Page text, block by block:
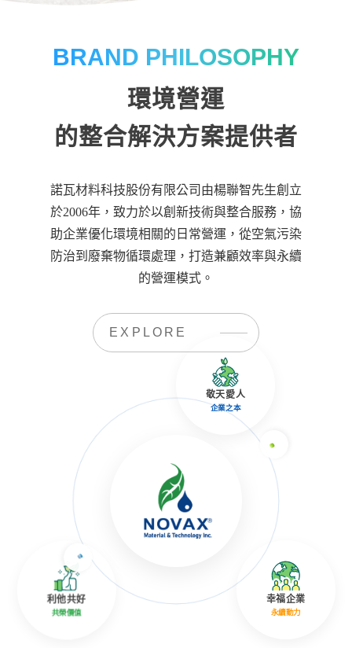
BRAND PHILOSOPHY
環境營運
的整合解決方案提供者
諾瓦材料科技股份有限公司由楊聯智先生創立
於2006年，致力於以創新技術與整合服務，協
助企業優化環境相關的日常營運，從空氣污染
防治到廢棄物循環處理，打造兼顧效率與永續
的營運模式。
EXPLORE
敬天愛人
企業之本
利他共好
共榮價值
幸福企業
永續動力